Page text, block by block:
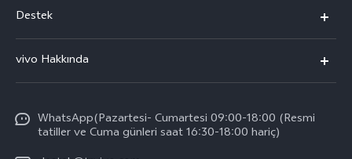
vivo X300
vivo V60 5G
vivo X200 FE
Destek
Yetkili Servis Noktalarımız
IMEI kimlik doğrulaması
Yedek Parçaların Fiyatı
vivo Hakkında
vivo'da Kariyer
Basın
WhatsApp(Pazartesi- Cumartesi 09:00-18:00 (Resmi
tatiller ve Cuma günleri saat 16:30-18:00 hariç)